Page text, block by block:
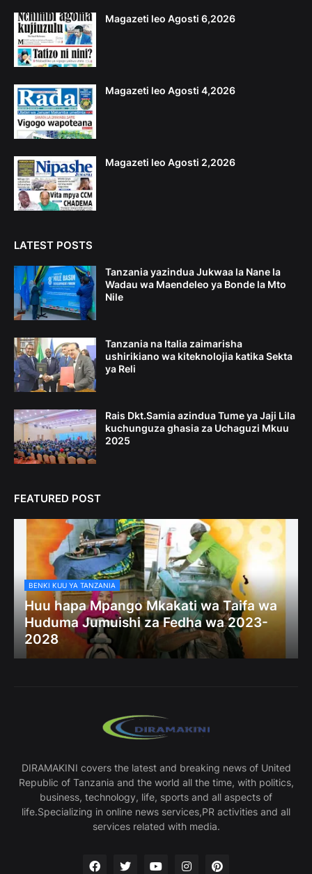
Magazeti leo Agosti 6,2026
Magazeti leo Agosti 4,2026
Magazeti leo Agosti 2,2026
LATEST POSTS
Tanzania yazindua Jukwaa la Nane la
Wadau wa Maendeleo ya Bonde la Mto
Nile
Tanzania na Italia zaimarisha
ushirikiano wa kiteknolojia katika Sekta
ya Reli
Rais Dkt.Samia azindua Tume ya Jaji Lila
kuchunguza ghasia za Uchaguzi Mkuu
2025
FEATURED POST
BENKI KUU YA TANZANIA
Huu hapa Mpango Mkakati wa Taifa wa
Huduma Jumuishi za Fedha wa 2023-
2028
DIRAMAKINI covers the latest and breaking news of United
Republic of Tanzania and the world all the time, with politics,
business, technology, life, sports and all aspects of
life.Specializing in online news services,PR activities and all
services related with media.